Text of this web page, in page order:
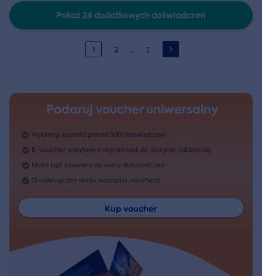
Pokaż 24 dodatkowych doświadczeń
1 2 … 7
Podaruj voucher uniwersalny
Wybieraj spośród ponad 500 doświadczeń
E-voucher wysyłany natychmiast do skrzynki odbiorczej
Może być używany do wielu doświadczeń
12-miesięczny okres ważności vouchera
Kup voucher